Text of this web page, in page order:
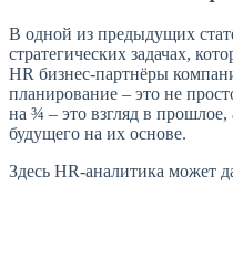
В одной из предыдущих
стратегических задачах,
HR бизнес-партнёры
планирование – это не
на ¾ – это взгляд в
будущего на их основе.
Здесь HR-аналитика может